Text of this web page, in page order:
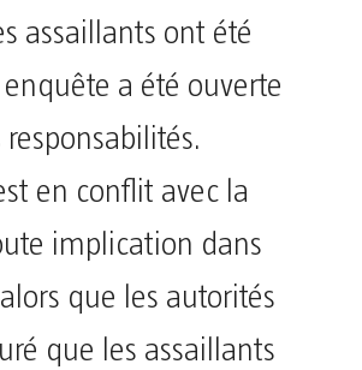
assaillants ont été
a été ouverte
en conflit avec la
implication dans
que les autorités
que les assaillants